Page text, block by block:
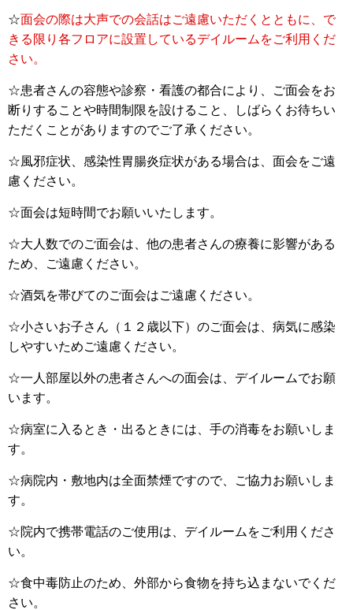
☆面会の際は大声での会話はご遠慮いただくとともに、で
きる限り各フロアに設置しているデイルームをご利用くだ
さい。
☆患者さんの容態や診察・看護の都合により、ご面会をお
断りすることや時間制限を設けること、しばらくお待ちい
ただくことがありますのでご了承ください。
☆風邪症状、感染性胃腸炎症状がある場合は、面会をご遠
慮ください。
☆面会は短時間でお願いいたします。
☆大人数でのご面会は、他の患者さんの療養に影響がある
ため、ご遠慮ください。
☆酒気を帯びてのご面会はご遠慮ください。
☆小さいお子さん（１２歳以下）のご面会は、病気に感染
しやすいためご遠慮ください。
☆一人部屋以外の患者さんへの面会は、デイルームでお願
います。
☆病室に入るとき・出るときには、手の消毒をお願いしま
す。
☆病院内・敷地内は全面禁煙ですので、ご協力お願いしま
す。
☆院内で携帯電話のご使用は、デイルームをご利用くださ
い。
☆食中毒防止のため、外部から食物を持ち込まないでくだ
さい。